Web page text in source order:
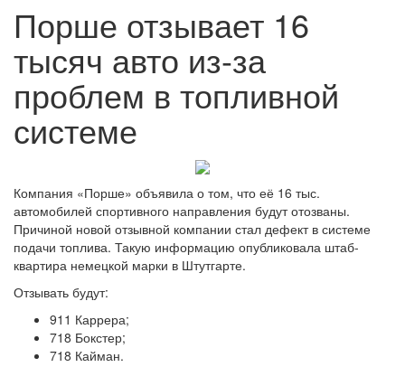
Порше отзывает 16
тысяч авто из-за
проблем в топливной
системе
Компания «Порше» объявила о том, что её 16 тыс.
автомобилей спортивного направления будут отозваны.
Причиной новой отзывной компании стал дефект в системе
подачи топлива. Такую информацию опубликовала штаб-
квартира немецкой марки в Штутгарте.
Отзывать будут:
911 Каррера;
718 Бокстер;
718 Кайман.